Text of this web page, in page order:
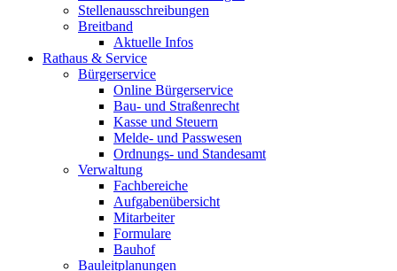
Stellenausschreibungen
Breitband
Aktuelle Infos
Rathaus & Service
Bürgerservice
Online Bürgerservice
Bau- und Straßenrecht
Kasse und Steuern
Melde- und Passwesen
Ordnungs- und Standesamt
Verwaltung
Fachbereiche
Aufgabenübersicht
Mitarbeiter
Formulare
Bauhof
Bauleitplanungen